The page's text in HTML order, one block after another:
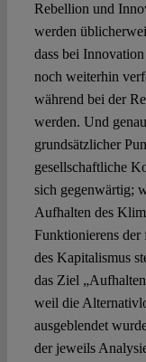
Rebellion und
werden
dass bei
noch weiterhin
während bei der
werden. Und
grundsätzlicher
gesellschaftliche
sich gegenwärtig;
Aufhalten des
Funktionierens
des Kapitalismus
das Ziel
weil die
ausgeblendet
der jeweils